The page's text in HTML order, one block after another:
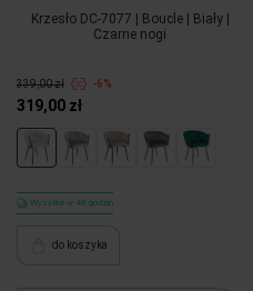
Krzesło DC-7077 | Boucle | Biały |
Czarne nogi
339,00 zł -6%
319,00 zł
Wysyłka w 48 godzin
do koszyka